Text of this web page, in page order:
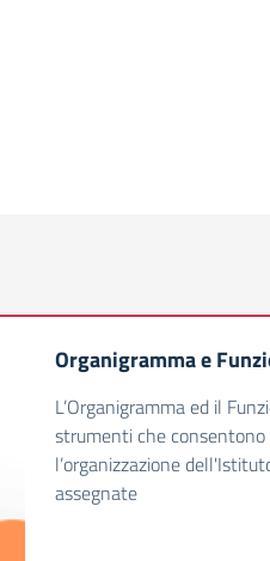
Organigramma e
L’Organigramma ed il
strumenti che consentono
l’organizzazione
assegnate